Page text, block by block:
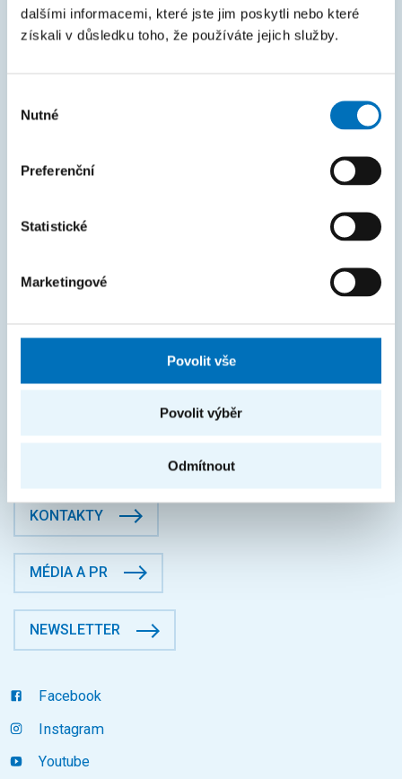
dalšími informacemi, které jste jim poskytli nebo které
získali v důsledku toho, že používáte jejich služby.
souhlasu
Nutné
Preferenční
Statistické
Marketingové
Povolit vše
Povolit výběr
Odmítnout
MAPA STRÁNEK
Studium
O fakultě
IČO: 68407700
České vysoké učení technické v Praze
Jugoslávských partyzánů 1580/3, Dejvice, 16000 Praha 6
Datová schránka: p83j9ee
KONTAKTY
MÉDIA A PR
NEWSLETTER
Facebook
Instagram
Youtube